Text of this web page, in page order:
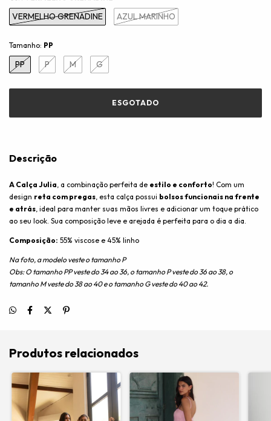
VERMELHO GRENADINE AZUL MARINHO
Tamanho: PP
PP P M G
Descrição
A Calça Julia, a combinação perfeita de estilo e conforto! Com um
design reta com pregas, esta calça possui bolsos funcionais na frente
e atrás, ideal para manter suas mãos livres e adicionar um toque prático
ao seu look. Sua composição leve e arejada é perfeita para o dia a dia.
Composição: 55% viscose e 45% linho
Na foto, a modelo veste o tamanho P
Obs: O tamanho PP veste do 34 ao 36, o tamanho P veste do 36 ao 38, o
tamanho M veste do 38 ao 40 e o tamanho G veste do 40 ao 42.
Produtos relacionados